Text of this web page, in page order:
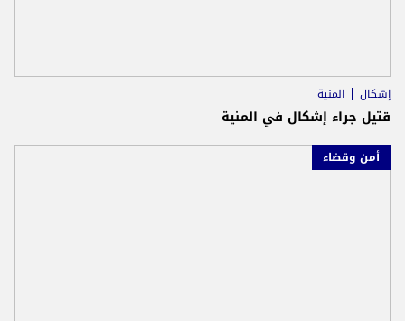
إشكال المنية
قتيل جراء إشكال في المنية
أمن وقضاء